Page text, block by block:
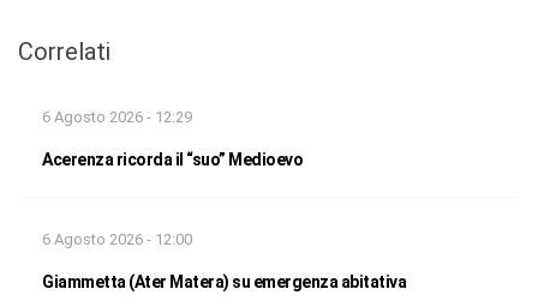
Correlati
6 Agosto 2026 - 12:29
Acerenza ricorda il “suo” Medioevo
6 Agosto 2026 - 12:00
Giammetta (Ater Matera) su emergenza abitativa